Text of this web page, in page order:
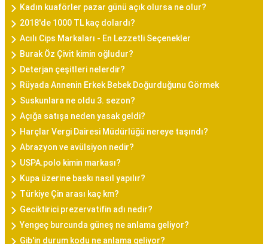
Kadın kuaförler pazar günü açık olursa ne olur?
2018'de 1000 TL kaç dolardı?
Acılı Cips Markaları - En Lezzetli Seçenekler
Burak Öz Çivit kimin oğludur?
Deterjan çeşitleri nelerdir?
Rüyada Annenin Erkek Bebek Doğurduğunu Görmek
Suskunlara ne oldu 3. sezon?
Açığa satışa neden yasak geldi?
Harçlar Vergi Dairesi Müdürlüğü nereye taşındı?
Abrazyon ve avülsiyon nedir?
USPA.polo kimin markası?
Kupa üzerine baskı nasıl yapılır?
Türkiye Çin arası kaç km?
Geciktirici prezervatifin adı nedir?
Yengeç burcunda güneş ne anlama geliyor?
Gib'in durum kodu ne anlama geliyor?